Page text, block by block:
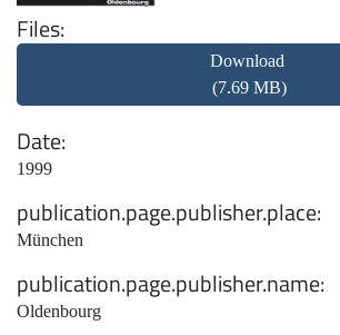
Files
Download
(7.69 MB)
Date
1999
publication.page.publisher.place
München
publication.page.publisher.name
Oldenbourg